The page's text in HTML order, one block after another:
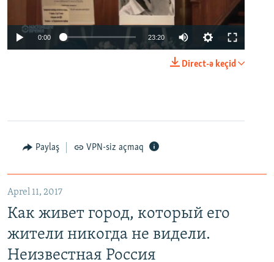
0:00 23:20
Direct-ə keçid
Paylaş VPN-siz açmaq
Aprel 11, 2017
Как живет город, который его
жители никогда не видели.
Неизвестная Россия